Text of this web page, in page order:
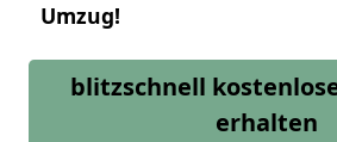
Umzug!
blitzschnell
erhalten